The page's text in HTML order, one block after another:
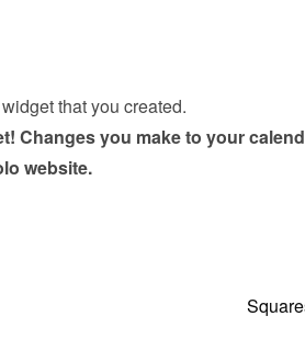
widget that you created.
Changes you make to your
website.